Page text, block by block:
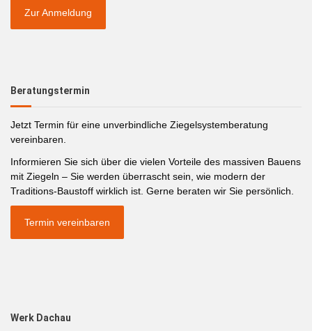
Zur Anmeldung
Beratungstermin
Jetzt Termin für eine unverbindliche Ziegelsystemberatung
vereinbaren.
Informieren Sie sich über die vielen Vorteile des massiven Bauens
mit Ziegeln – Sie werden überrascht sein, wie modern der
Traditions-Baustoff wirklich ist. Gerne beraten wir Sie persönlich.
Termin vereinbaren
Werk Dachau